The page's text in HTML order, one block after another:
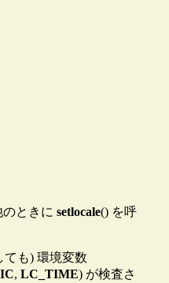
のときにsetlocale() を呼
ても) 環境変数
,LC_TIME) が検査さ